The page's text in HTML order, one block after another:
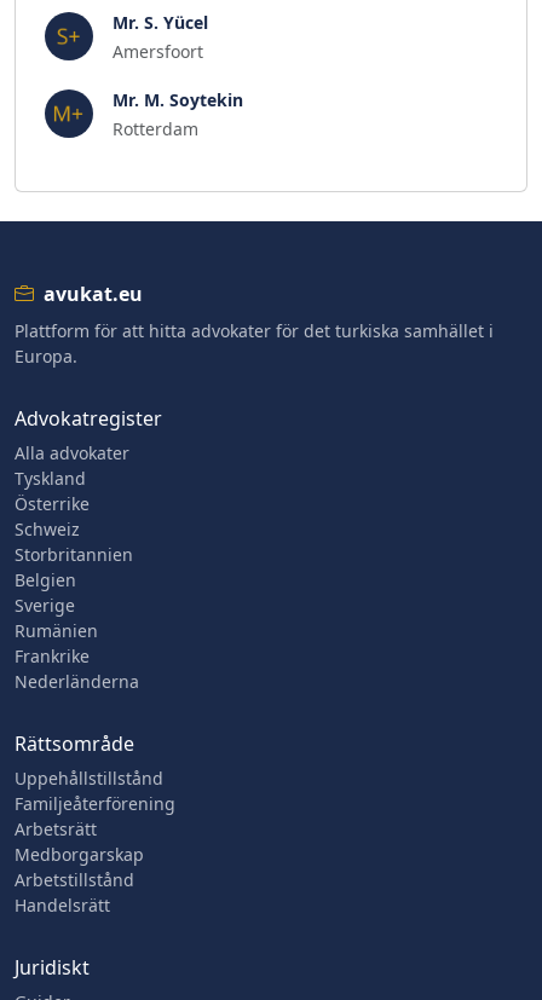
Mr. S. Yücel
Amersfoort
Mr. M. Soytekin
Rotterdam
avukat.eu
Plattform för att hitta advokater för det turkiska samhället i
Europa.
Advokatregister
Alla advokater
Tyskland
Österrike
Schweiz
Storbritannien
Belgien
Sverige
Rumänien
Frankrike
Nederländerna
Rättsområde
Uppehållstillstånd
Familjeåterförening
Arbetsrätt
Medborgarskap
Arbetstillstånd
Handelsrätt
Juridiskt